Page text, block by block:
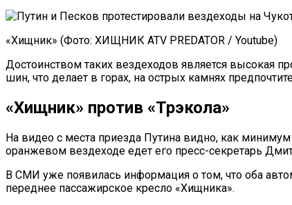
«Хищник» (Фото: ХИЩНИК ATV PREDATOR / Youtube)
Достоинством таких вездеходов является высокая
шин, что делает в горах, на острых камнях
«Хищник» против «Трэкола»
На видео с места приезда Путина видно, как
оранжевом вездеходе едет его пресс-секретарь
В СМИ уже появилась информация о том, что оба
переднее пассажирское кресло «Хищника».